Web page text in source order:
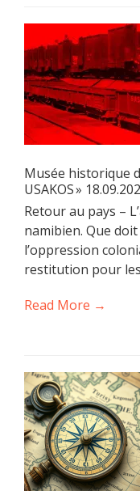
Musée historique
USAKOS »
Retour au pays –
namibien. Que
l’oppression
restitution pour les
Read More →